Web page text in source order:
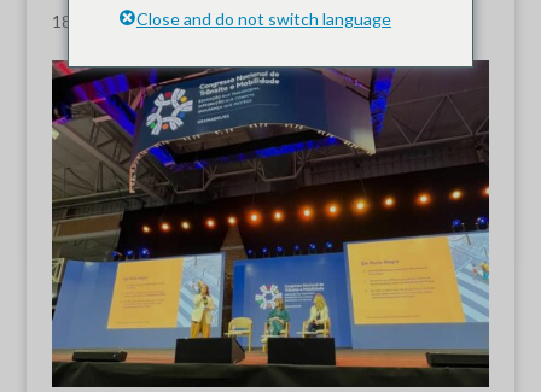
18 de diciembre de 2025 |Noticias
Close and do not switch language